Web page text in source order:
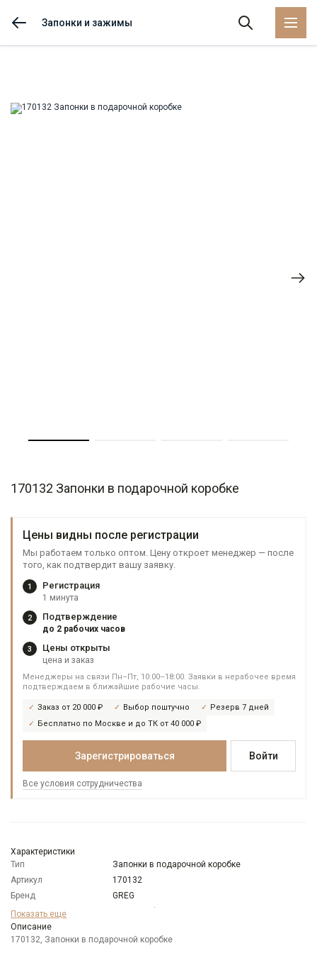
Запонки и зажимы
170132 Запонки в подарочной коробке
Цены видны после регистрации
Мы работаем только оптом. Цену откроет менеджер — после
того, как подтвердит вашу заявку.
1 Регистрация
1 минута
2 Подтверждение
до 2 рабочих часов
3 Цены открыты
цена и заказ
Менеджеры на связи Пн–Пт, 10:00–18:00. Заявки в нерабочее время
подтверждаем в ближайшие рабочие часы.
Заказ от 20 000 ₽ Выбор поштучно
Резерв 7 дней
Бесплатно по Москве и до ТК от 40 000 ₽
Зарегистрироваться Войти
Все условия сотрудничества
Характеристики
Тип
Запонки в подарочной коробке
Артикул
170132
Бренд
GREG
Модель
Цвет
Отделка
Запонки/зажимы: тематический дизайн
Показать еще
Описание
170132, Запонки в подарочной коробке